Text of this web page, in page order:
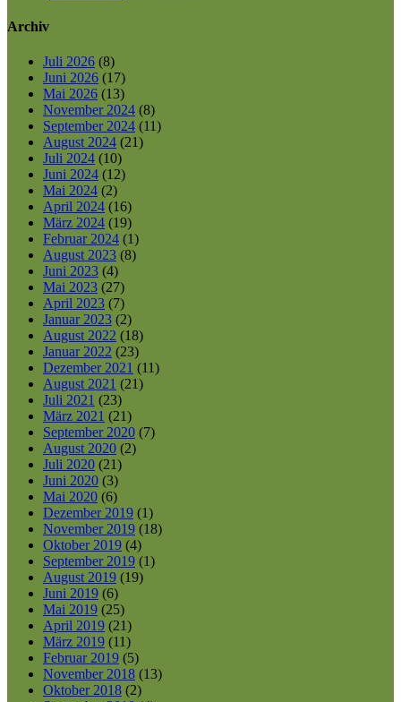
Archiv
Juli 2026 (8)
Juni 2026 (17)
Mai 2026 (13)
November 2024 (8)
September 2024 (11)
August 2024 (21)
Juli 2024 (10)
Juni 2024 (12)
Mai 2024 (2)
April 2024 (16)
März 2024 (19)
Februar 2024 (1)
August 2023 (8)
Juni 2023 (4)
Mai 2023 (27)
April 2023 (7)
Januar 2023 (2)
August 2022 (18)
Januar 2022 (23)
Dezember 2021 (11)
August 2021 (21)
Juli 2021 (23)
März 2021 (21)
September 2020 (7)
August 2020 (2)
Juli 2020 (21)
Juni 2020 (3)
Mai 2020 (6)
Dezember 2019 (1)
November 2019 (18)
Oktober 2019 (4)
September 2019 (1)
August 2019 (19)
Juni 2019 (6)
Mai 2019 (25)
April 2019 (21)
März 2019 (11)
Februar 2019 (5)
November 2018 (13)
Oktober 2018 (2)